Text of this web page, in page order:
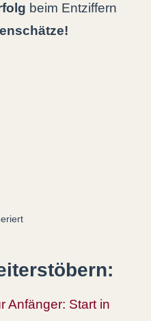
beim Entziffern
Anfänger: Start in